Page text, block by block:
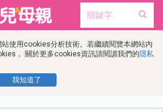
使用cookies分析技術。若繼續閱覽本網站內
， 關於更多cookies資訊請閱讀我們的隱私
我知道了